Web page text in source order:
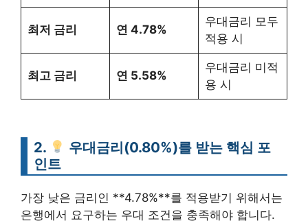
최저 금리 연 4.78%
우대금리 모두
적용 시
최고 금리 연 5.58%
우대금리 미적
용 시
2.
우대금리(0.80%)를 받는 핵심 포
인트
가장 낮은 금리인 **4.78%**를 적용받기 위해서는
은행에서 요구하는 우대 조건을 충족해야 합니다.